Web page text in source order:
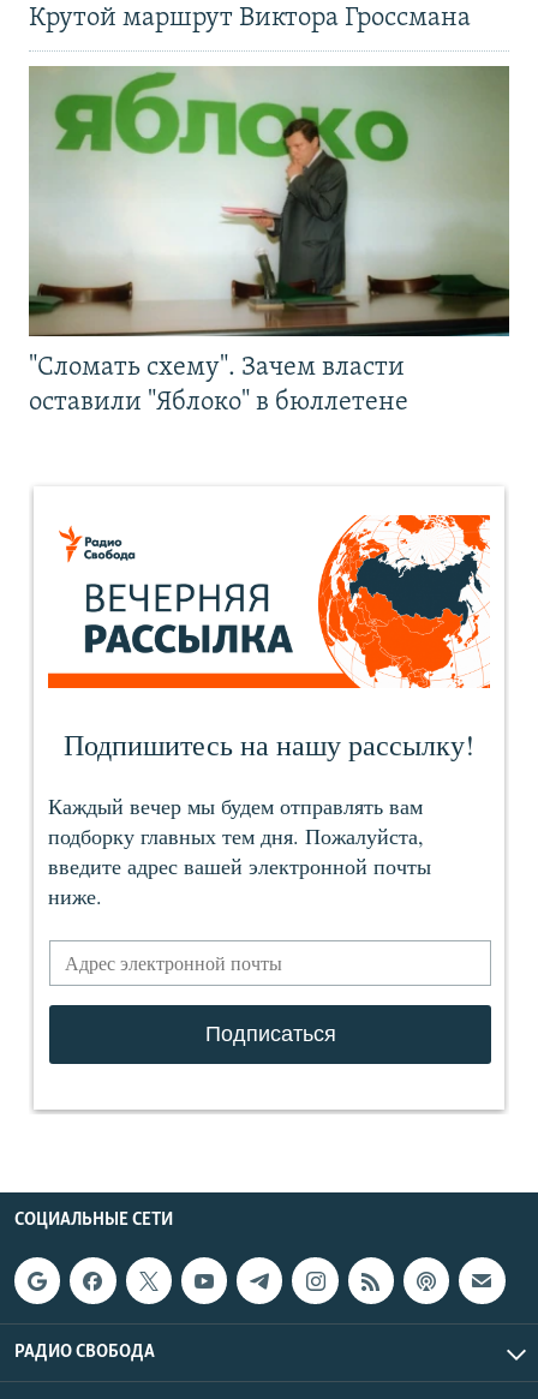
Крутой маршрут Виктора Гроссмана
"Сломать схему". Зачем власти
оставили "Яблоко" в бюллетене
СОЦИАЛЬНЫЕ СЕТИ
РАДИО СВОБОДА